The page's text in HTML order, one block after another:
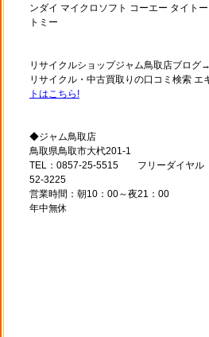
ンダイ マイクロソフト コーエー タイト
トミー
リサイクルショップジャム鳥取店ブログ→
リサイクル・中古買取りの口コミ検索
トはこちら!
◆ジャム鳥取店
鳥取県鳥取市大杙201-1
TEL：0857-25-5515 フリーダイヤル
52-3225
営業時間：朝10：00～夜21：00
年中無休